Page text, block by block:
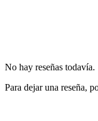
No hay reseñas
Para dejar una reseña,